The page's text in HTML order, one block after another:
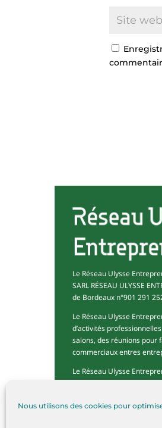
Nous utilisons des cookies pour
Le Réseau Ulysse
SARL RÉSEAU ULYSSE
de Bordeaux n°901 291
Le Réseau Ulysse
d’activités
salons, des réunions pour
commerciaux entres
Le Réseau Ulysse